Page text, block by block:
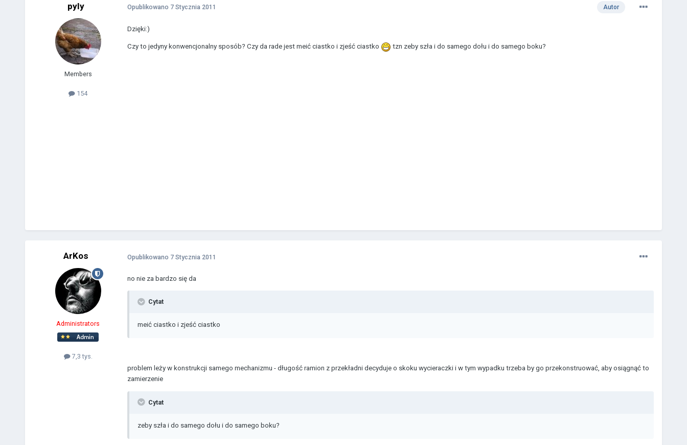
pyly
Members
154
Autor
Opublikowano 7 Stycznia 2011
Dzięki:)
Czy to jedyny konwencjonalny sposób? Czy da rade jest meić ciastko i zjeść ciastko tzn zeby szła i do samego dołu i do samego boku?
ArKos
Administrators
7,3 tys.
Opublikowano 7 Stycznia 2011
no nie za bardzo się da
Cytat
meić ciastko i zjeść ciastko
problem leży w konstrukcji samego mechanizmu - długość ramion z przekładni decyduje o skoku wycieraczki i w tym wypadku trzeba by go przekonstruować, aby osiągnąć to
zamierzenie
Cytat
zeby szła i do samego dołu i do samego boku?